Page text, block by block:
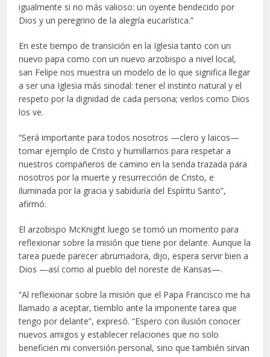
igualmente si no más valioso: un oyente bendecido por
Dios y un peregrino de la alegría eucarística.”
En este tiempo de transición en la Iglesia tanto con un
nuevo papa como con un nuevo arzobispo a nivel local,
san Felipe nos muestra un modelo de lo que significa llegar
a ser una Iglesia más sinodal: tener el instinto natural y el
respeto por la dignidad de cada persona; verlos como Dios
los ve.
“Será importante para todos nosotros —clero y laicos—
tomar ejemplo de Cristo y humillarnos para respetar a
nuestros compañeros de camino en la senda trazada para
nosotros por la muerte y resurrección de Cristo, e
iluminada por la gracia y sabiduría del Espíritu Santo”,
afirmó.
El arzobispo McKnight luego se tomó un momento para
reflexionar sobre la misión que tiene por delante. Aunque la
tarea puede parecer abrumadora, dijo, espera servir bien a
Dios —así como al pueblo del noreste de Kansas—.
“Al reflexionar sobre la misión que el Papa Francisco me ha
llamado a aceptar, tiemblo ante la imponente tarea que
tengo por delante”, expresó. “Espero con ilusión conocer
nuevos amigos y establecer relaciones que no solo
beneficien mi conversión personal, sino que también sirvan